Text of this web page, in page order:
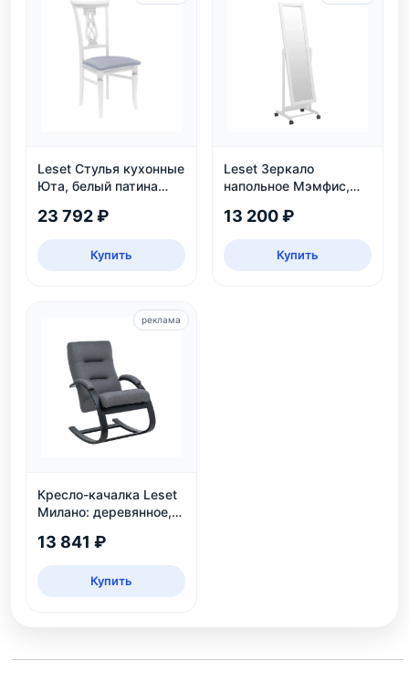
Leset Стулья кухонные
Юта, белый патина
23 792 ₽
Купить
Leset Зеркало
напольное Мэмфис,
13 200 ₽
Купить
Кресло-качалка Leset
Милано: деревянное,
95
13 841 ₽
Купить
реклама